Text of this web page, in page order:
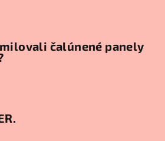
čalúnené panely